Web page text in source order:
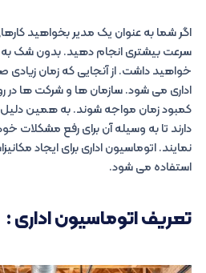
اگر شما به عنوان یک مدیر بخواهید
سرعت بیشتری انجام دهید. بدون شک
خواهید داشت. از آنجایی که زمان
اداری می شود. سازمان ها و شرکت ها در
کمبود زمان مواجه شوند. به همین دلیل
دارند تا به وسیله آن برای رفع مشکلات
نمایند. اتوماسیون اداری برای ایجاد
استفاده می شود.
تعریف اتوماسیون اداری :